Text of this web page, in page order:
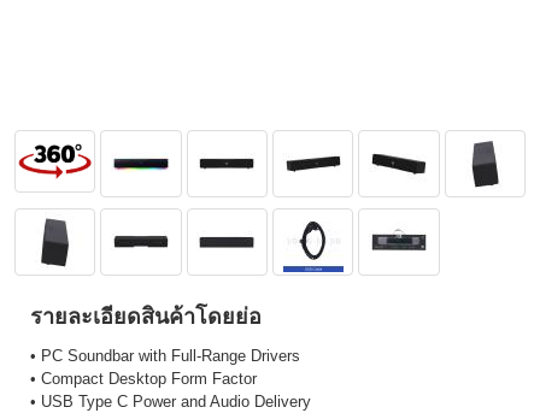
รายละเอียดสินค้าโดยย่อ
• PC Soundbar with Full-Range Drivers
• Compact Desktop Form Factor
• USB Type C Power and Audio Delivery